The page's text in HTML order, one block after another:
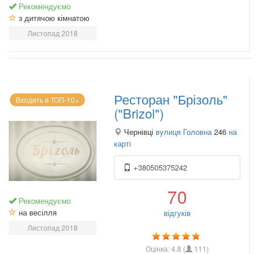
Рекомендуємо
з дитячою кімнатою
Листопад 2018
Входить в ТОП-10+
Рекомендуємо
на весілля
Листопад 2018
Ресторан "Брізоль"
("Brizol")
Чернівці вулиця Головна 246 на
карті
+380505375242
70
відгуків
Оцінка:4.8 ( 111)